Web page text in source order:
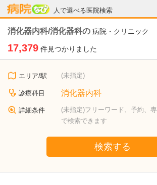
人で選べる医院検索
病院なび
消化器内科/消化器科の 病院・クリニック
17,379 件見つかりました
エリア/駅 (未指定)
診療科目 消化器内科
詳細条件
(未指定)フリーワード、予約、
で検索できます
検索する